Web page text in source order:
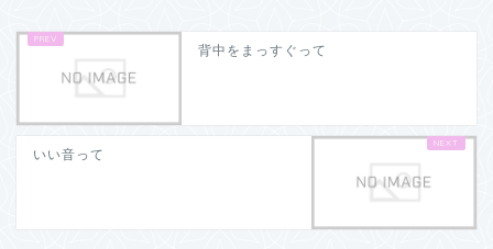
背中をまっすぐって
いい音って